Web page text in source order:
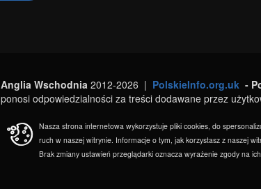
Anglia Wschodnia 2012-2026 | PolskieInfo.org.uk -
ponosi odpowiedzialności za treści dodawane przez
Nasza strona internetowa wykorzystuje pliki cookies, do
ruch w naszej witrynie. Informacje o tym, jak korzystasz z naszej
Brak zmiany ustawień przeglądarki oznacza wyrażenie zgody na